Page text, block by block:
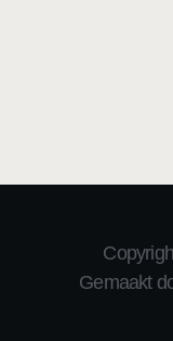
Gemaakt